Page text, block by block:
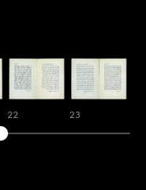
22 23